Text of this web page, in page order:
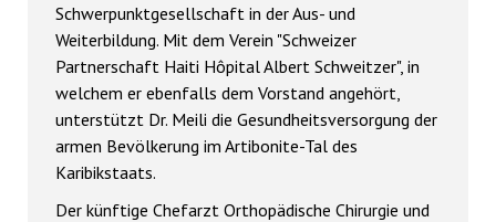
Schwerpunktgesellschaft in der Aus- und
Weiterbildung. Mit dem Verein "Schweizer
Partnerschaft Haiti Hôpital Albert Schweitzer", in
welchem er ebenfalls dem Vorstand angehört,
unterstützt Dr. Meili die Gesundheitsversorgung der
armen Bevölkerung im Artibonite-Tal des
Karibikstaats.
Der künftige Chefarzt Orthopädische Chirurgie und